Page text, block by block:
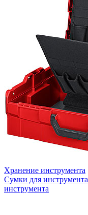
Хранение инструмента
Сумки для инструмента
инструмента